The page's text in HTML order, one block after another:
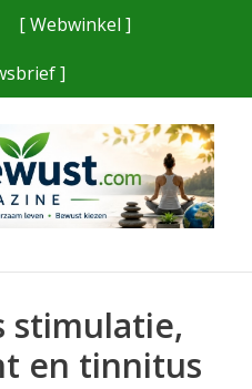
[ Webwinkel ]
]
stimulatie,
en tinnitus